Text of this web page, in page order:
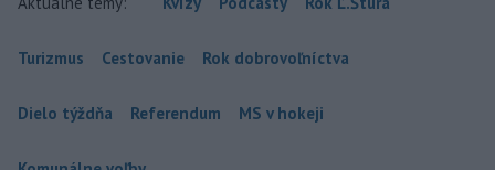
Turizmus Cestovanie Rok dobrovoľníctva
Dielo týždňa Referendum MS v hokeji